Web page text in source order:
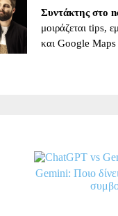
Συντάκτης στο
μοιράζεται tips,
και Google Maps
Gemini: Ποιο